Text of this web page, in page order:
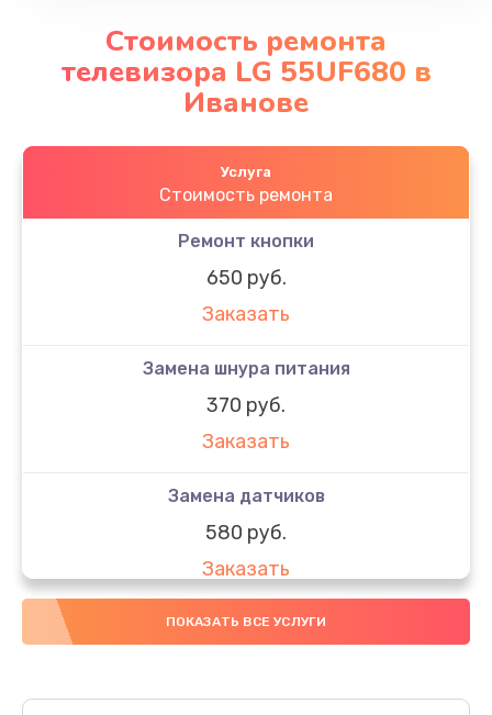
Стоимость ремонта
телевизора LG 55UF680 в
Иванове
Услуга
Стоимость ремонта
Ремонт кнопки
650 руб.
Заказать
Замена шнура питания
370 руб.
Заказать
Замена датчиков
580 руб.
Заказать
Комплексная чистка
Заказать
ПОКАЗАТЬ ВСЕ УСЛУГИ